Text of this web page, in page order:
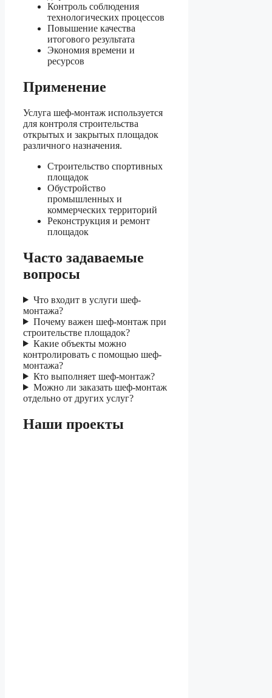
Контроль соблюдения
технологических процессов
Повышение качества
итогового результата
Экономия времени и
ресурсов
Применение
Услуга шеф-монтаж используется
для контроля строительства
открытых и закрытых площадок
различного назначения.
Строительство спортивных
площадок
Обустройство
промышленных и
коммерческих территорий
Реконструкция и ремонт
площадок
Часто задаваемые
вопросы
Что входит в услуги шеф-
монтажа?
Почему важен шеф-монтаж при
строительстве площадок?
Какие объекты можно
контролировать с помощью шеф-
монтажа?
Кто выполняет шеф-монтаж?
Можно ли заказать шеф-монтаж
отдельно от других услуг?
Наши проекты